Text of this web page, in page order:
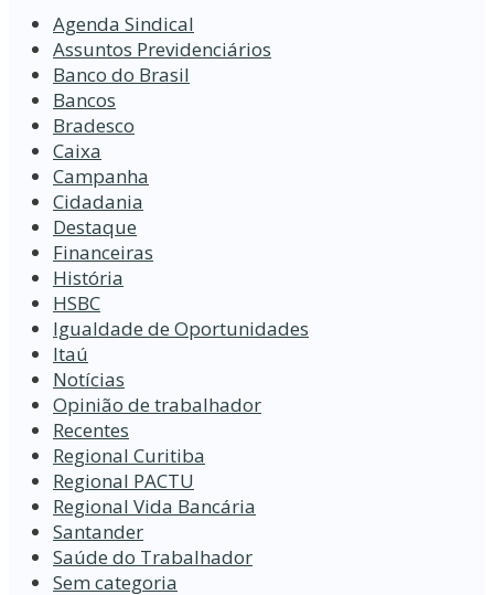
Agenda Sindical
Assuntos Previdenciários
Banco do Brasil
Bancos
Bradesco
Caixa
Campanha
Cidadania
Destaque
Financeiras
História
HSBC
Igualdade de Oportunidades
Itaú
Notícias
Opinião de trabalhador
Recentes
Regional Curitiba
Regional PACTU
Regional Vida Bancária
Santander
Saúde do Trabalhador
Sem categoria